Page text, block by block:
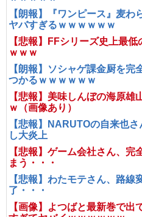
【朗報】『ワンピース』麦
ヤバすぎるｗｗｗｗｗｗ
【悲報】FFシリーズ史上最
ｗｗｗ
【朗報】ソシャゲ課金厨を
つかるｗｗｗｗｗｗ
【悲報】美味しんぼの海原雄
ｗ（画像あり）
【悲報】NARUTOの自来也
し大炎上
【悲報】ゲーム会社さん、完
まう・・・
【悲報】わたモテさん、路線
了・・・
【画像】よつばと最新巻で